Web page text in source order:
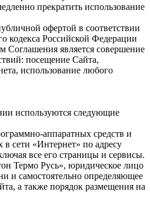
прекратить использование
офертой в соответствии
кодекса Российской Федерации
является совершение
посещение Сайта,
использование любого
используются следующие
аппаратных средств и
сети «Интернет» по адресу
все его страницы и сервисы.
Термо Русь», юридическое лицо
и самостоятельно определяющее
а также порядок размещения на